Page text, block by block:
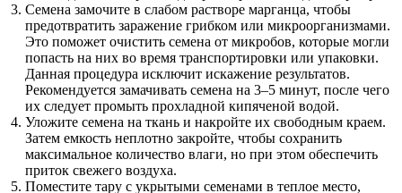
Семена замочите в слабом растворе марганца, чтобы
предотвратить заражение грибком или микроорганизмами.
Это поможет очистить семена от микробов, которые могли
попасть на них во время транспортировки или упаковки.
Данная процедура исключит искажение результатов.
Рекомендуется замачивать семена на 3–5 минут, после чего
их следует промыть прохладной кипяченой водой.
Уложите семена на ткань и накройте их свободным краем.
Затем емкость неплотно закройте, чтобы сохранить
максимальное количество влаги, но при этом обеспечить
приток свежего воздуха.
Поместите тару с укрытыми семенами в теплое место,